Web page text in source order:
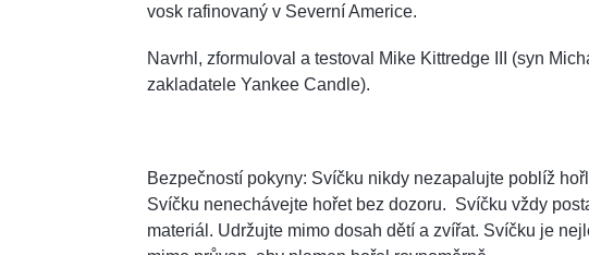
vosk rafinovaný v Severní Americe.
Navrhl, zformuloval a testoval Mike Kittredge III (syn
zakladatele Yankee Candle).
Bezpečností pokyny: Svíčku nikdy nezapalujte poblíž
Svíčku nenechávejte hořet bez dozoru. Svíčku vždy
materiál. Udržujte mimo dosah dětí a zvířat. Svíčku je